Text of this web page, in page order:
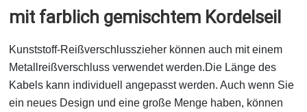
mit farblich gemischtem Kordelseil
Kunststoff-Reißverschlusszieher können auch mit einem
Metallreißverschluss verwendet werden.Die Länge des
Kabels kann individuell angepasst werden. Auch wenn Sie
ein neues Design und eine große Menge haben, können